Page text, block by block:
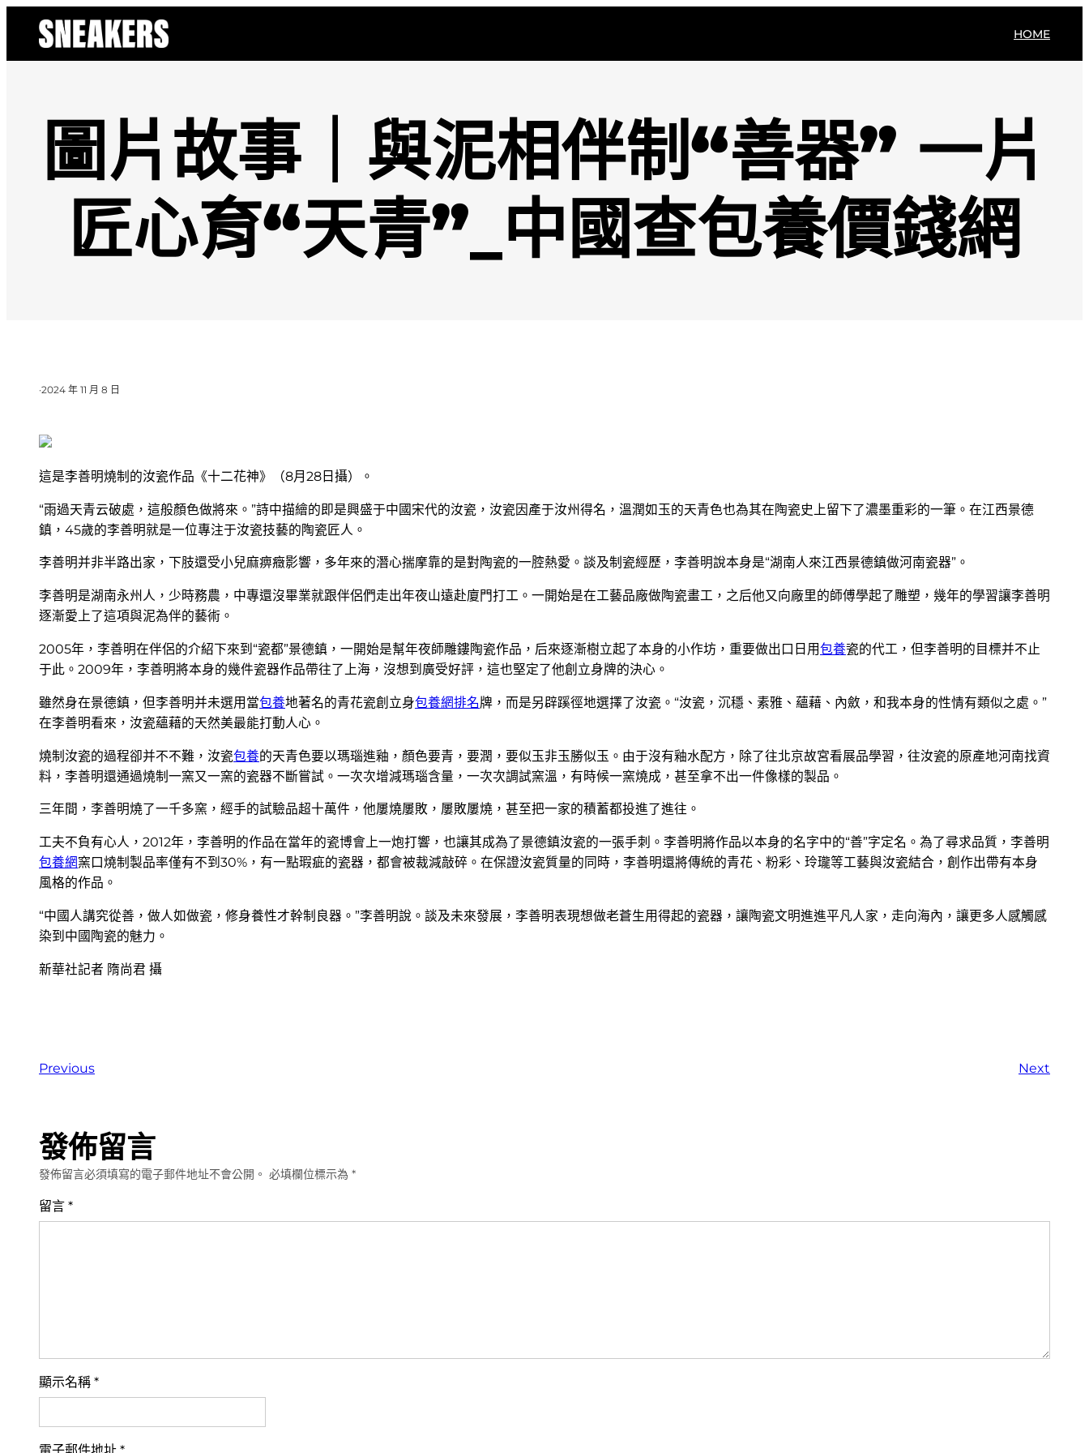
HOME
圖片故事｜與泥相伴制“善器” 一片
匠心育“天青”_中國查包養價錢網
·2024 年 11 月 8 日
這是李善明燒制的汝瓷作品《十二花神》（8月28日攝）。
“雨過天青云破處，這般顏色做將來。”詩中描繪的即是興盛于中國宋代的汝瓷，汝瓷因產于汝州得名，溫潤如玉的天青色也為其在陶瓷史上留下了濃墨重彩的一筆。在江西景德
鎮，45歲的李善明就是一位專注于汝瓷技藝的陶瓷匠人。
李善明并非半路出家，下肢還受小兒麻痹癥影響，多年來的潛心揣摩靠的是對陶瓷的一腔熱愛。談及制瓷經歷，李善明說本身是“湖南人來江西景德鎮做河南瓷器”。
李善明是湖南永州人，少時務農，中專還沒畢業就跟伴侶們走出年夜山遠赴廈門打工。一開始是在工藝品廠做陶瓷畫工，之后他又向廠里的師傅學起了雕塑，幾年的學習讓李善明
逐漸愛上了這項與泥為伴的藝術。
2005年，李善明在伴侶的介紹下來到“瓷都”景德鎮，一開始是幫年夜師雕鏤陶瓷作品，后來逐漸樹立起了本身的小作坊，重要做出口日用包養瓷的代工，但李善明的目標并不止
于此。2009年，李善明將本身的幾件瓷器作品帶往了上海，沒想到廣受好評，這也堅定了他創立身牌的決心。
雖然身在景德鎮，但李善明并未選用當包養地著名的青花瓷創立身包養網排名牌，而是另辟蹊徑地選擇了汝瓷。“汝瓷，沉穩、素雅、蘊藉、內斂，和我本身的性情有類似之處。”
在李善明看來，汝瓷蘊藉的天然美最能打動人心。
燒制汝瓷的過程卻并不不難，汝瓷包養的天青色要以瑪瑙進釉，顏色要青，要潤，要似玉非玉勝似玉。由于沒有釉水配方，除了往北京故宮看展品學習，往汝瓷的原產地河南找資
料，李善明還通過燒制一窯又一窯的瓷器不斷嘗試。一次次增減瑪瑙含量，一次次調試窯溫，有時候一窯燒成，甚至拿不出一件像樣的製品。
三年間，李善明燒了一千多窯，經手的試驗品超十萬件，他屢燒屢敗，屢敗屢燒，甚至把一家的積蓄都投進了進往。
工夫不負有心人，2012年，李善明的作品在當年的瓷博會上一炮打響，也讓其成為了景德鎮汝瓷的一張手刺。李善明將作品以本身的名字中的“善”字定名。為了尋求品質，李善明
包養網窯口燒制製品率僅有不到30%，有一點瑕疵的瓷器，都會被裁減敲碎。在保證汝瓷質量的同時，李善明還將傳統的青花、粉彩、玲瓏等工藝與汝瓷結合，創作出帶有本身
風格的作品。
“中國人講究從善，做人如做瓷，修身養性才幹制良器。”李善明說。談及未來發展，李善明表現想做老蒼生用得起的瓷器，讓陶瓷文明進進平凡人家，走向海內，讓更多人感觸感
染到中國陶瓷的魅力。
新華社記者 隋尚君 攝
Previous Next
發佈留言
發佈留言必須填寫的電子郵件地址不會公開。 必填欄位標示為 *
留言 *
顯示名稱 *
電子郵件地址 *